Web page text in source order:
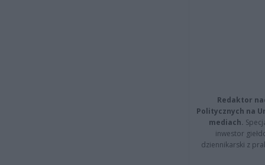
Redaktor
Politycznych na
mediach.
inwestor
dziennikarski z